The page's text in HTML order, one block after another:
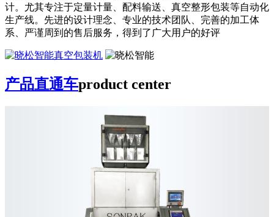
计。尤其专注于定量计量、配料输送、真空整形包装等自动化
生产线。先进的设计理念、专业的技术团队、完善的加工体
系、严谨周到的售后服务，得到了广大用户的好评
产品直通车product center